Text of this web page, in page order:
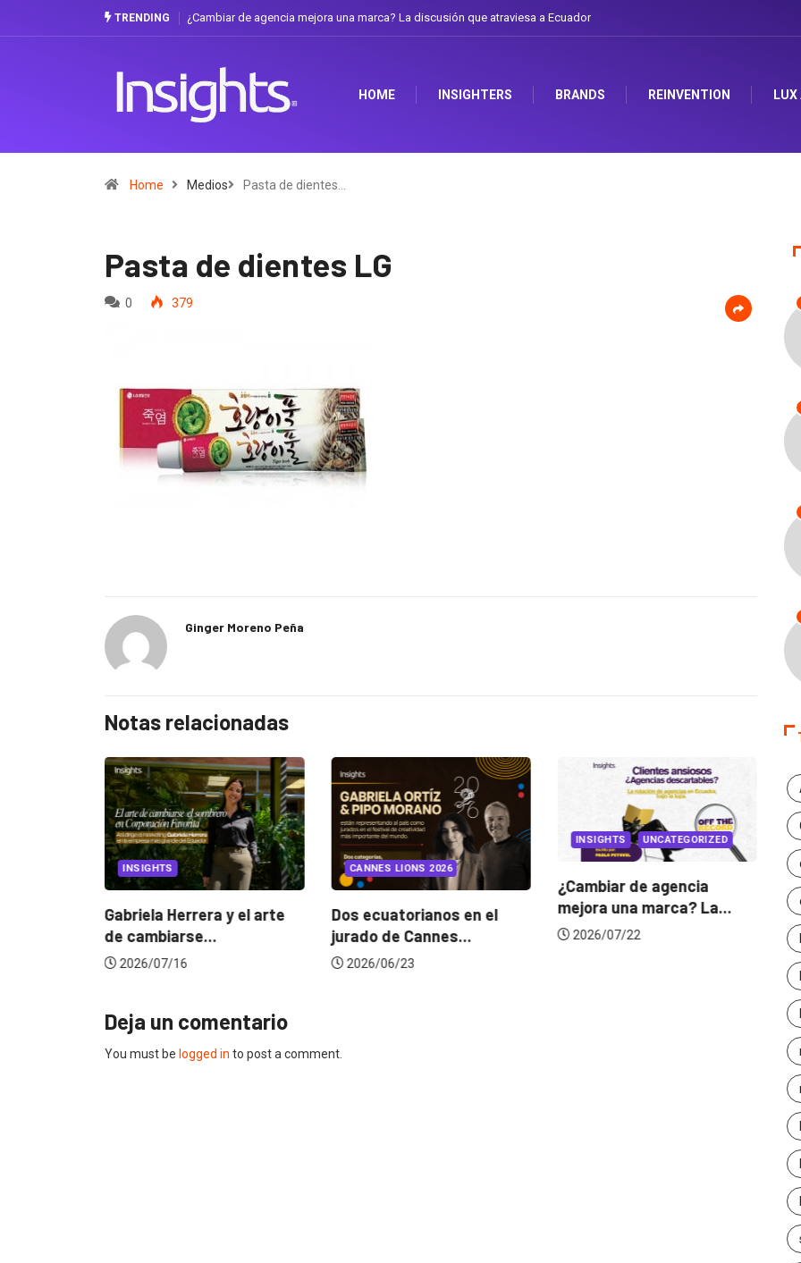
TRENDING ¿Cambiar de agencia mejora una marca? La discusión que atraviesa a Ecuador
HOME INSIGHTERS BRANDS REINVENTION LUX
Home Medios Pasta de dientes…
Pasta de dientes LG
0 379
Ginger Moreno Peña
Notas relacionadas
INSIGHTS
Gabriela Herrera y el arte
de cambiarse...
2026/07/16
CANNES LIONS 2026
Dos ecuatorianos en el
jurado de Cannes...
2026/06/23
INSIGHTS UNCATEGORIZED
¿Cambiar de agencia
mejora una marca? La...
2026/07/22
Deja un comentario
You must be logged in to post a comment.